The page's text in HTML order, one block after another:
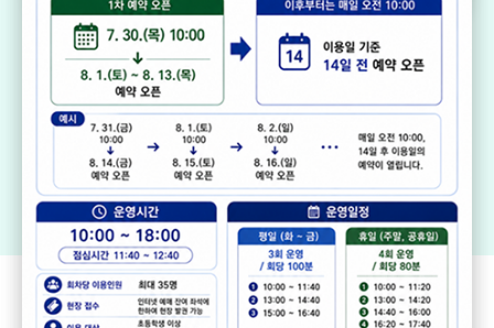
기장생활체육센터
드림볼파크 장안천가족휴게공원
리틀·소프트볼구장